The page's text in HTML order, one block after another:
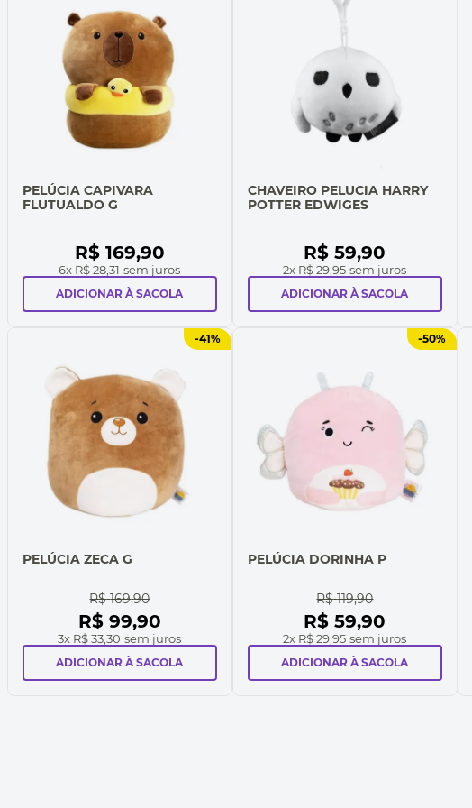
PELÚCIA CAPIVARA
FLUTUALDO G
R$ 169,90
6x R$ 28,31 sem juros
ADICIONAR À SACOLA
CHAVEIRO PELUCIA HARRY
POTTER EDWIGES
R$ 59,90
2x R$ 29,95 sem juros
ADICIONAR À SACOLA
-41%
PELÚCIA ZECA G
R$ 169,90
R$ 99,90
3x R$ 33,30 sem juros
ADICIONAR À SACOLA
-50%
PELÚCIA DORINHA P
R$ 119,90
R$ 59,90
2x R$ 29,95 sem juros
ADICIONAR À SACOLA